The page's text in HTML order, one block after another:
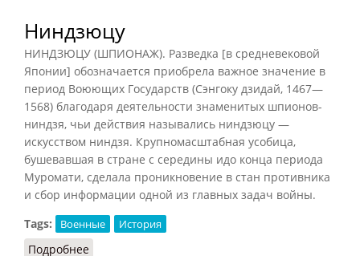
Ниндзюцу
НИНДЗЮЦУ (ШПИОНАЖ). Разведка [в средневековой
Японии] обозначается приобрела важное значение в
период Воюющих Государств (Сэнгоку дзидай, 1467—
1568) благодаря деятельности знаменитых шпионов-
ниндзя, чьи действия назывались ниндзюцу —
искусством ниндзя. Крупномасштабная усобица,
бушевавшая в стране с середины идо конца периода
Муромати, сделала проникновение в стан противника
и сбор информации одной из главных задач войны.
Tags:
Военные История
Подробнее